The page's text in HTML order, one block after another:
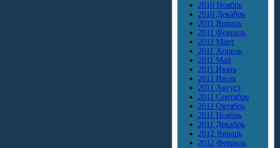
2010 Ноябрь
2010 Декабрь
2011 Январь
2011 Февраль
2011 Март
2011 Апрель
2011 Май
2011 Июнь
2011 Июль
2011 Август
2011 Сентябрь
2011 Октябрь
2011 Ноябрь
2011 Декабрь
2012 Январь
2012 Февраль